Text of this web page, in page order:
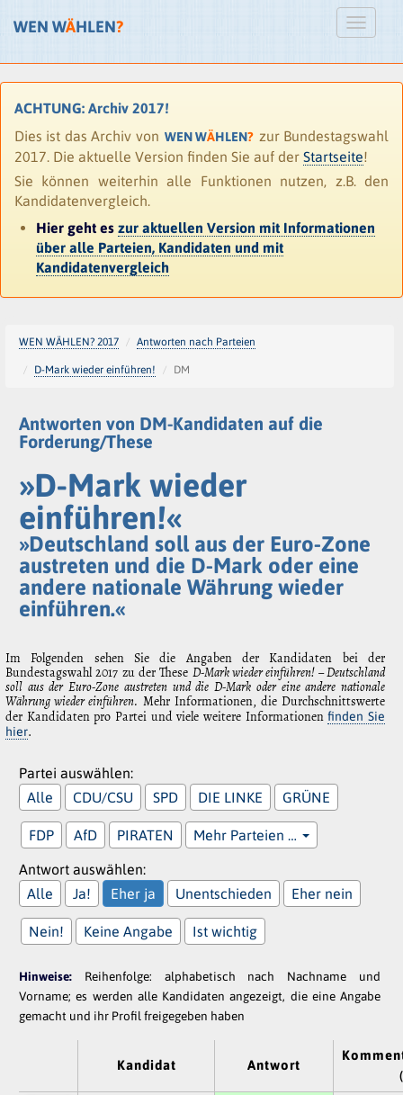
WEN WÄHLEN?
ACHTUNG: Archiv 2017!
Dies ist das Archiv von WEN WÄHLEN? zur Bundestagswahl
2017. Die aktuelle Version finden Sie auf der Startseite!
Sie können weiterhin alle Funktionen nutzen, z.B. den
Kandidatenvergleich.
Hier geht es zur aktuellen Version mit Informationen
über alle Parteien, Kandidaten und mit
Kandidatenvergleich
WEN WÄHLEN? 2017 Antworten nach Parteien
D-Mark wieder einführen! DM
Antworten von DM-Kandidaten auf die
Forderung/These
»D-Mark wieder
einführen!«
»Deutschland soll aus der Euro-Zone
austreten und die D-Mark oder eine
andere nationale Währung wieder
einführen.«
Im Folgenden sehen Sie die Angaben der Kandidaten bei der
Bundestagswahl 2017 zu der These D-Mark wieder einführen! – Deutschland
soll aus der Euro-Zone austreten und die D-Mark oder eine andere nationale
Währung wieder einführen. Mehr Informationen, die Durchschnittswerte
der Kandidaten pro Partei und viele weitere Informationenfinden Sie
hier.
Partei auswählen:
Alle
CDU/CSU SPD DIE LINKE GRÜNE
FDP AfD PIRATEN Mehr Parteien …
Antwort auswählen:
Alle
Ja! Eher ja Unentschieden Eher nein
Nein! Keine Angabe Ist wichtig
Hinweise: Reihenfolge: alphabetisch nach Nachname und
Vorname; es werden alle Kandidaten angezeigt, die eine Angabe
gemacht und ihr Profil freigegeben haben
Kandidat Antwort